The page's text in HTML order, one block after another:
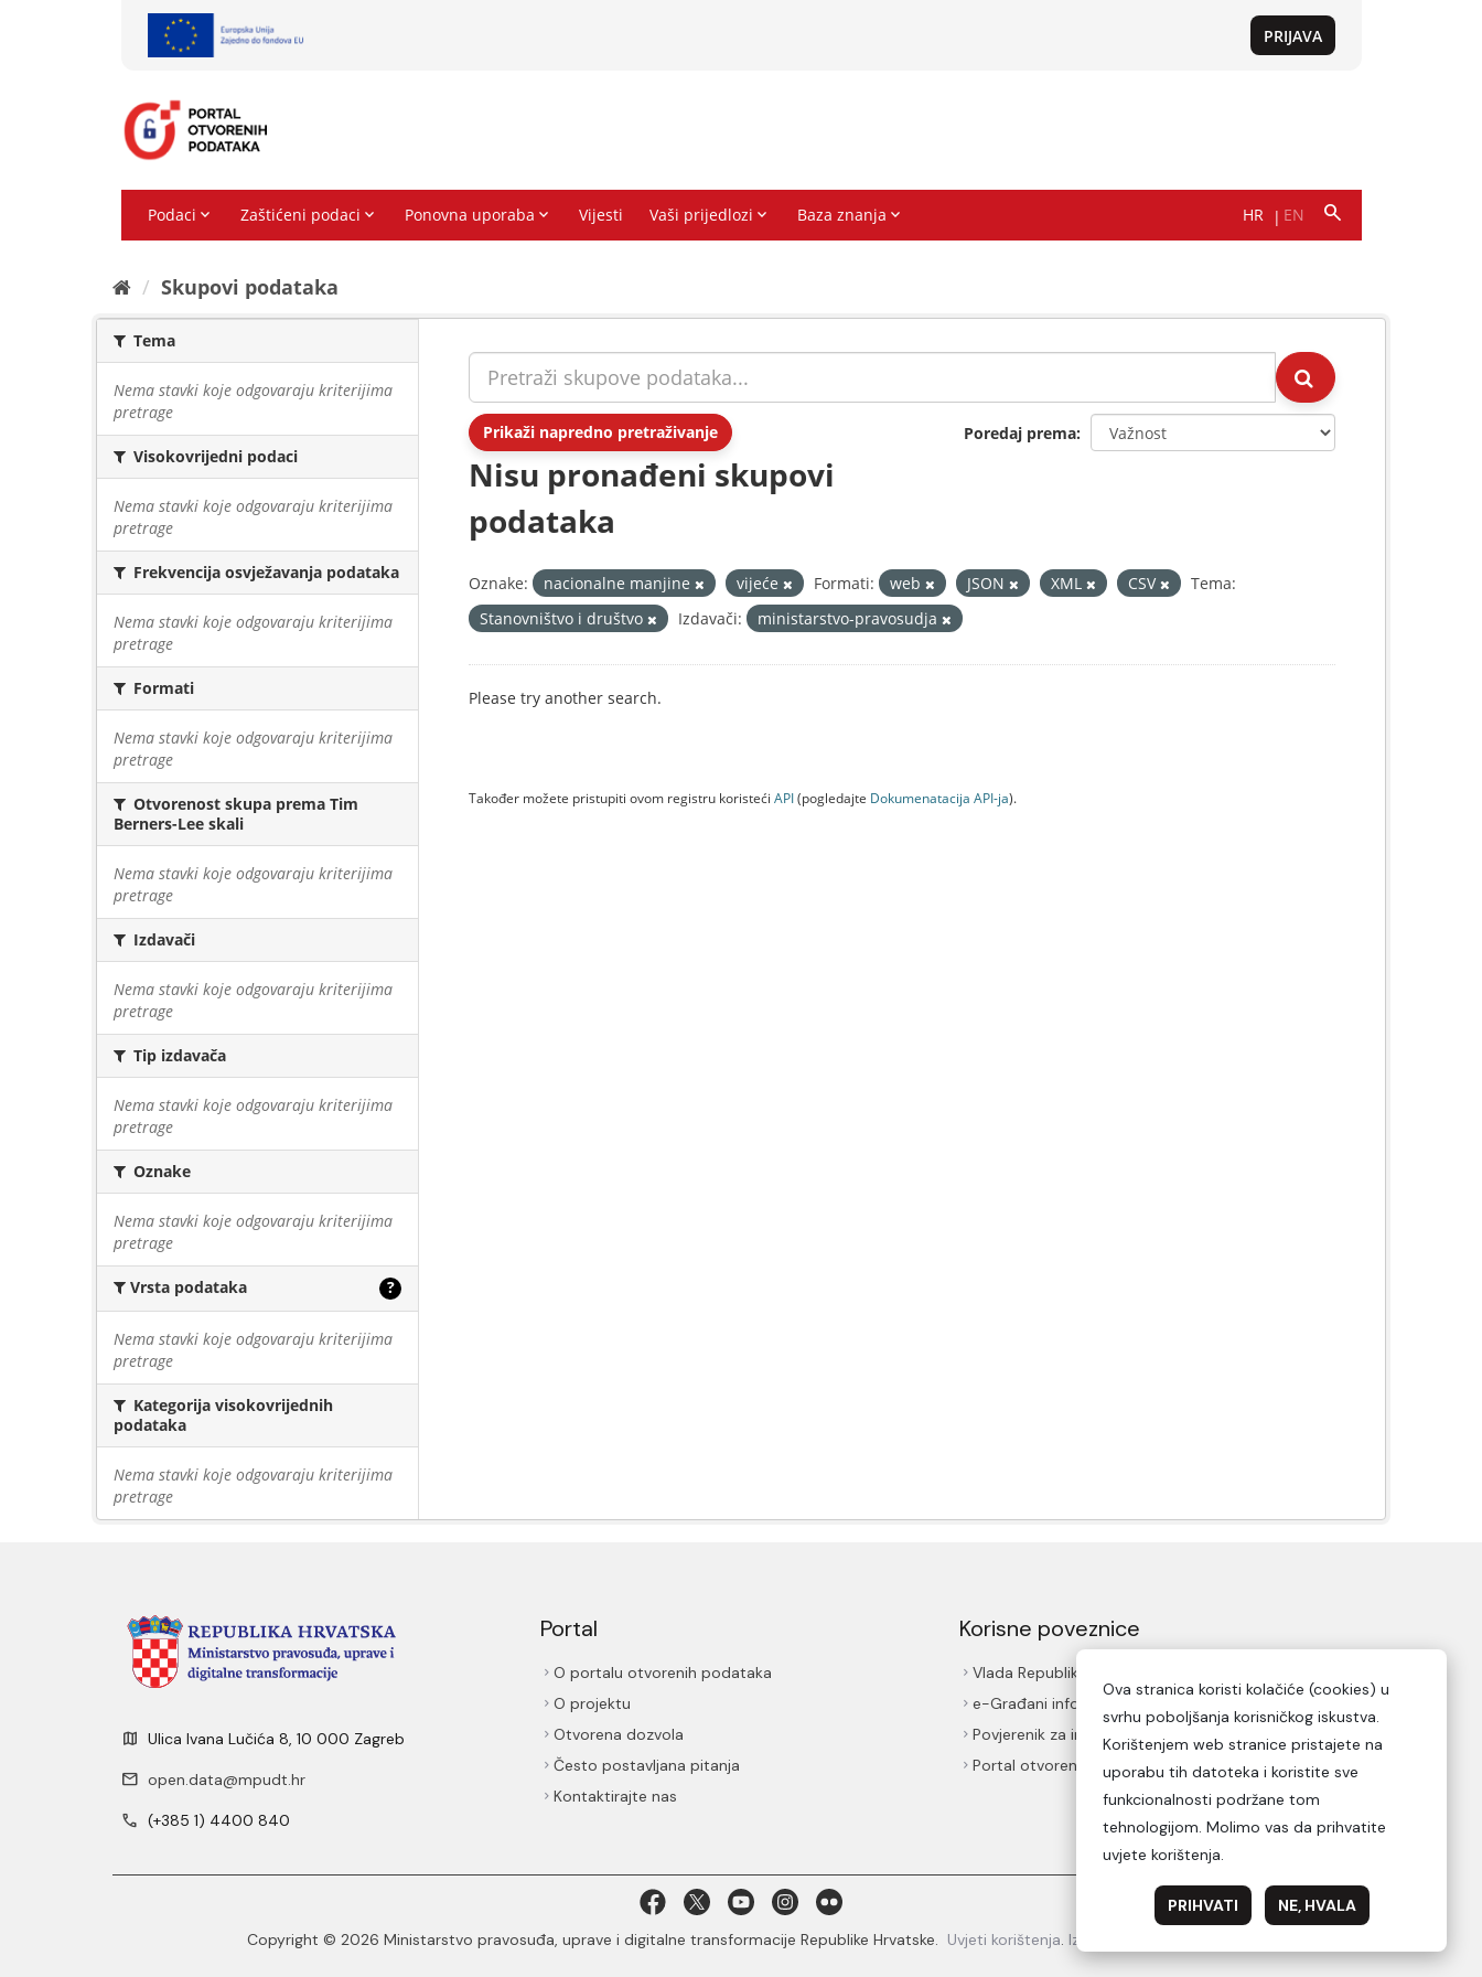
Skupovi podаtаkа
Tema
Nema stavki koje odgovaraju kriterijima
pretrage
Visokovrijedni podaci
Nema stavki koje odgovaraju kriterijima
pretrage
Frekvencija osvježavanja podataka
Nema stavki koje odgovaraju kriterijima
pretrage
Formati
Nema stavki koje odgovaraju kriterijima
pretrage
Otvorenost skupa prema Tim
Berners-Lee skali
Nema stavki koje odgovaraju kriterijima
pretrage
Izdavači
Nema stavki koje odgovaraju kriterijima
pretrage
Tip izdavača
Nema stavki koje odgovaraju kriterijima
pretrage
Oznake
Nema stavki koje odgovaraju kriterijima
pretrage
Vrsta podataka ?
Nema stavki koje odgovaraju kriterijima
pretrage
Kategorija visokovrijednih
podataka
Nema stavki koje odgovaraju kriterijima
pretrage
Prikaži napredno pretraživanje Poredaj prema
Nisu pronađeni skupovi
podataka
Oznake: nacionalne manjine vijeće Formati: web JSON XML CSV
Tema:
Stanovništvo i društvo
Izdavači: ministarstvo-pravosudja
Please try another search.
Također možete pristupiti ovom registru koristeći API(pogledajte Dokumenаtаcijа API-jа).